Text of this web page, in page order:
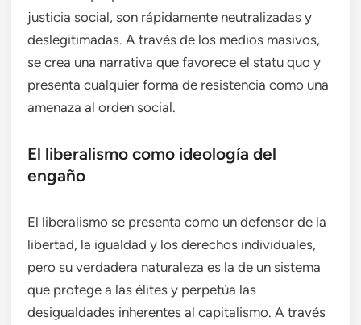
justicia social, son rápidamente neutralizadas y
deslegitimadas. A través de los medios masivos,
se crea una narrativa que favorece el statu quo y
presenta cualquier forma de resistencia como una
amenaza al orden social.
El liberalismo como ideología del
engaño
El liberalismo se presenta como un defensor de la
libertad, la igualdad y los derechos individuales,
pero su verdadera naturaleza es la de un sistema
que protege a las élites y perpetúa las
desigualdades inherentes al capitalismo. A través